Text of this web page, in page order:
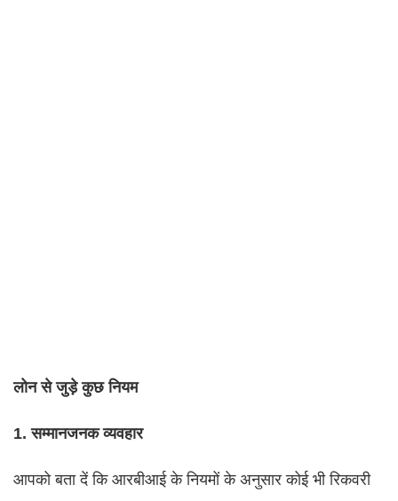
लोन से जुड़े कुछ नियम
1. सम्मानजनक व्यवहार
आपको बता दें कि आरबीआई के नियमों के अनुसार कोई भी रिकवरी